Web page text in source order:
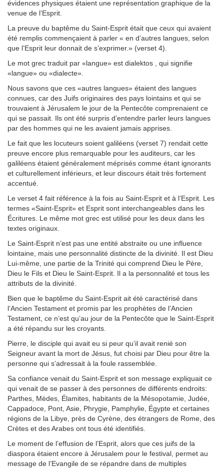
évidences physiques étaient une représentation graphique de la
venue de l’Esprit.
La preuve du baptême du Saint-Esprit était que ceux qui avaient
été remplis commençaient à parler « en d’autres langues, selon
que l’Esprit leur donnait de s’exprimer.» (verset 4).
Le mot grec traduit par «langue» est dialektos , qui signifie
«langue» ou «dialecte».
Nous savons que ces «autres langues» étaient des langues
connues, car des Juifs originaires des pays lointains et qui se
trouvaient à Jérusalem le jour de la Pentecôte comprenaient ce
qui se passait. Ils ont été surpris d’entendre parler leurs langues
par des hommes qui ne les avaient jamais apprises.
Le fait que les locuteurs soient galiléens (verset 7) rendait cette
preuve encore plus remarquable pour les auditeurs, car les
galiléens étaient généralement méprisés comme étant ignorants
et culturellement inférieurs, et leur discours était très fortement
accentué.
Le verset 4 fait référence à la fois au Saint-Esprit et à l’Esprit. Les
termes «Saint-Esprit» et Esprit sont interchangeables dans les
Écritures. Le même mot grec est utilisé pour les deux dans les
textes originaux.
Le Saint-Esprit n’est pas une entité abstraite ou une influence
lointaine, mais une personnalité distincte de la divinité. Il est Dieu
Lui-même, une partie de la Trinité qui comprend Dieu le Père,
Dieu le Fils et Dieu le Saint-Esprit. Il a la personnalité et tous les
attributs de la divinité.
Bien que le baptême du Saint-Esprit ait été caractérisé dans
l’Ancien Testament et promis par les prophètes de l’Ancien
Testament, ce n’est qu’au jour de la Pentecôte que le Saint-Esprit
a été répandu sur les croyants.
Pierre, le disciple qui avait eu si peur qu’il avait renié son
Seigneur avant la mort de Jésus, fut choisi par Dieu pour être la
personne qui s’adressait à la foule rassemblée.
Sa confiance venait du Saint-Esprit et son message expliquait ce
qui venait de se passer à des personnes de différents endroits:
Parthes, Mèdes, Élamites, habitants de la Mésopotamie, Judée,
Cappadoce, Pont, Asie, Phrygie, Pamphylie, Égypte et certaines
régions de la Libye, près de Cyrène, des étrangers de Rome, des
Crètes et des Arabes ont tous été identifiés.
Le moment de l’effusion de l’Esprit, alors que ces juifs de la
diaspora étaient encore à Jérusalem pour le festival, permet au
message de l’Evangile de se répandre dans de multiples